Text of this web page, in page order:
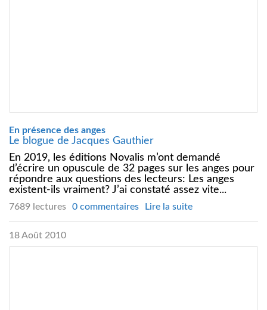
En présence des anges
Le blogue de Jacques Gauthier
En 2019, les éditions Novalis m’ont demandé
d’écrire un opuscule de 32 pages sur les anges pour
répondre aux questions des lecteurs: Les anges
existent-ils vraiment? J’ai constaté assez vite...
7689 lectures 0 commentaires Lire la suite
18 Août 2010